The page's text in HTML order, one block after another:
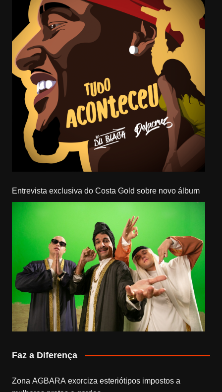
Entrevista exclusiva do Costa Gold sobre novo álbum
Faz a Diferença
Zona AGBARA exorciza esteriótipos impostos a